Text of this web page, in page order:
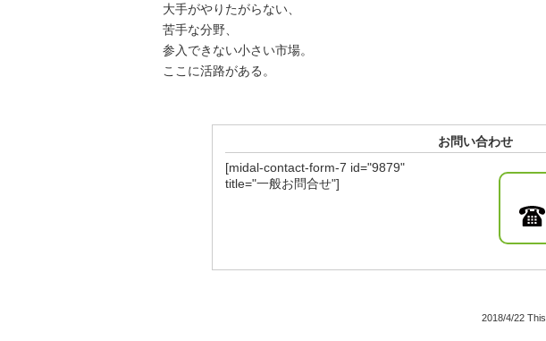
大手がやりたがらない、
苦手な分野、
参入できない小さい市場。
ここに活路がある。
お問い合わせ
[midal-contact-form-7 id="9879"
title="一般お問合せ"]
2018/4/22